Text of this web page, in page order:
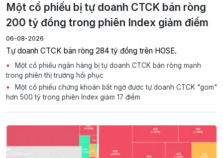
Một cổ phiếu bị tự doanh CTCK bán ròng
200 tỷ đồng trong phiên Index giảm điểm
06-08-2026
Tự doanh CTCK bán ròng 284 tỷ đồng trên HOSE.
Một cổ phiếu ngân hàng bị tự doanh CTCK bán ròng mạnh
trong phiên thị trường hồi phục
Một cổ phiếu chứng khoán bất ngờ được tự doanh CTCK "gom"
hơn 500 tỷ trong phiên Index giảm 17 điểm